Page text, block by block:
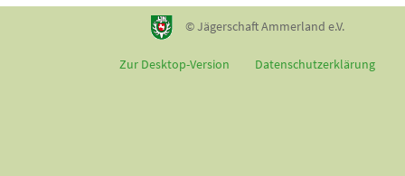
© Jägerschaft Ammerland e.V.
Zur Desktop-Version Datenschutzerklärung